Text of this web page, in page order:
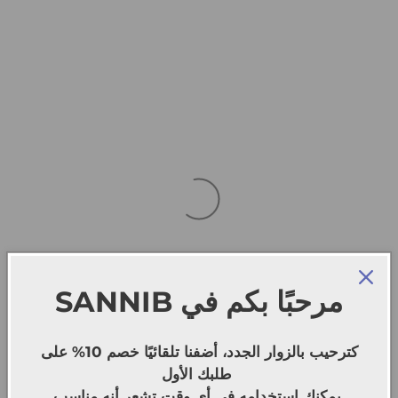
SANNIB
كترحيب بالزوار الجدد، أضفنا تلقائيًا خصم 10% على